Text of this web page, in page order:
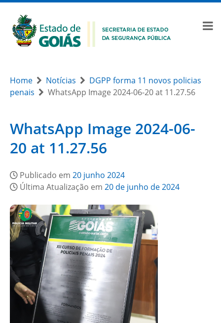
Home Notícias
DGPP forma 11 novos policias
penais
WhatsApp Image 2024-06-20 at 11.27.56
WhatsApp Image 2024-06-
20 at 11.27.56
Publicado em 20 junho 2024
Última Atualização em 20 de junho de 2024